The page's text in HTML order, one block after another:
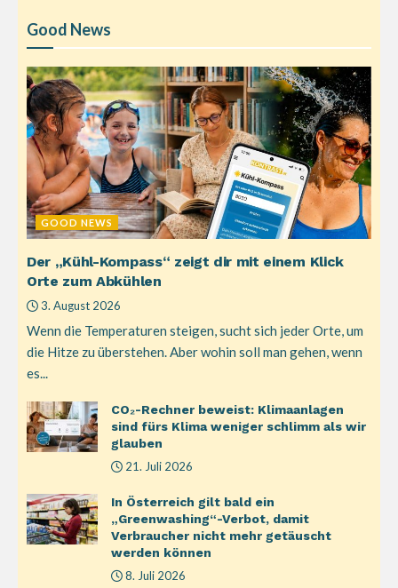
Good News
GOOD NEWS
Der „Kühl-Kompass“ zeigt dir mit einem Klick
Orte zum Abkühlen
3. August 2026
Wenn die Temperaturen steigen, sucht sich jeder Orte, um
die Hitze zu überstehen. Aber wohin soll man gehen, wenn
es...
CO₂-Rechner beweist: Klimaanlagen
sind fürs Klima weniger schlimm als wir
glauben
21. Juli 2026
In Österreich gilt bald ein
„Greenwashing“-Verbot, damit
Verbraucher nicht mehr getäuscht
werden können
8. Juli 2026